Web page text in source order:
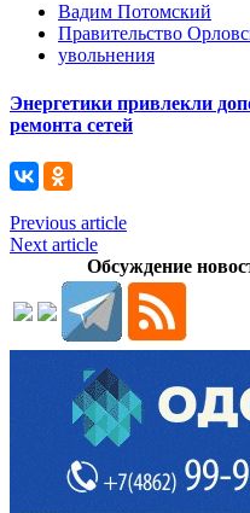
Вадим Потомский
Правительство
увольнения
Энергетики привлекли
ремонта сетей
Previous article
Next article
Обсуждение